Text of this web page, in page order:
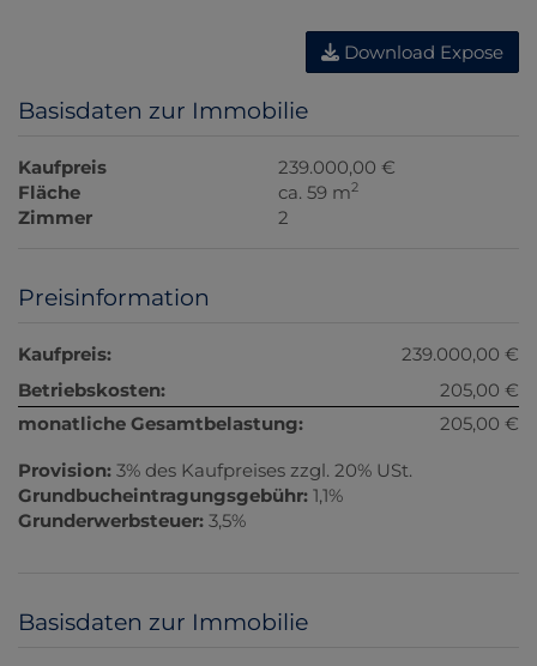
Download Expose
Basisdaten zur Immobilie
Kaufpreis
239.000,00 €
Fläche
ca. 59 m2
Zimmer 2
Preisinformation
Kaufpreis:
239.000,00 €
Betriebskosten:
205,00 €
monatliche Gesamtbelastung:
205,00 €
Provision: 3% des Kaufpreises zzgl. 20% USt.
Grundbucheintragungsgebühr: 1,1%
Grunderwerbsteuer: 3,5%
Basisdaten zur Immobilie